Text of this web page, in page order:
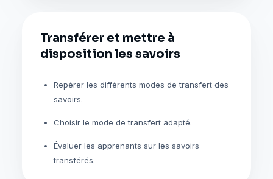
Transférer et mettre à
disposition les savoirs
Repérer les différents modes de transfert des
savoirs.
Choisir le mode de transfert adapté.
Évaluer les apprenants sur les savoirs
transférés.